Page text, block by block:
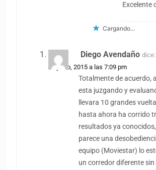
Excelente
Cargando...
Diego Avendaño dice:
25 junio, 2015 a las 7:09 pm
Totalmente de acuerdo,
esta juzgando y
llevara 10 grandes
hasta ahora ha corrido
resultados ya
parece una
equipo (Moviestar) lo
un corredor diferente